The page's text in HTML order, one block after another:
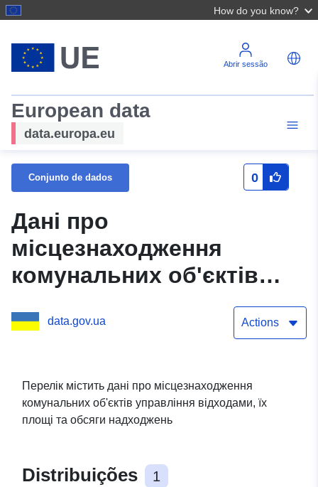
How do you know?
Abrir sessão
European data
data.europa.eu
Conjunto de dados 0
Дані про
місцезнаходження
комунальних об'єктів
управління відходами, їх
площі та обсяги
data.gov.ua Actions
Перелік містить дані про місцезнаходження
комунальних об'єктів управління відходами, їх
площі та обсяги надходжень
Distribuições 1